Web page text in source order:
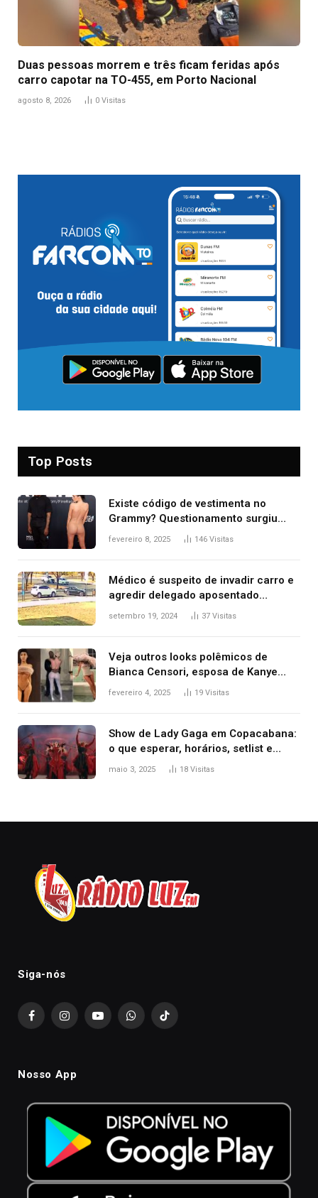
Duas pessoas morrem e três ficam feridas após
carro capotar na TO-455, em Porto Nacional
agosto 8, 2026 0 Visitas
Top Posts
Existe código de vestimenta no
Grammy? Questionamento surgiu
após Bianca Censori, mulher de
fevereiro 8, 2025 146 Visitas
Médico é suspeito de invadir carro e
agredir delegado aposentado
durante confusão no trânsito
setembro 19, 2024 37 Visitas
Veja outros looks polêmicos de
Bianca Censori, esposa de Kanye
West que apareceu nua no Grammy
fevereiro 4, 2025 19 Visitas
Show de Lady Gaga em Copacabana:
o que esperar, horários, setlist e
onde assistir
maio 3, 2025 18 Visitas
Siga-nós
FacebookInstagramYouTubeWhatsAppTikTok
Nosso App